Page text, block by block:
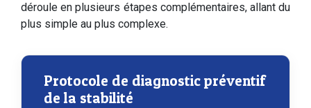
déroule en plusieurs étapes complémentaires, allant du
plus simple au plus complexe.
Protocole de diagnostic préventif
de la stabilité